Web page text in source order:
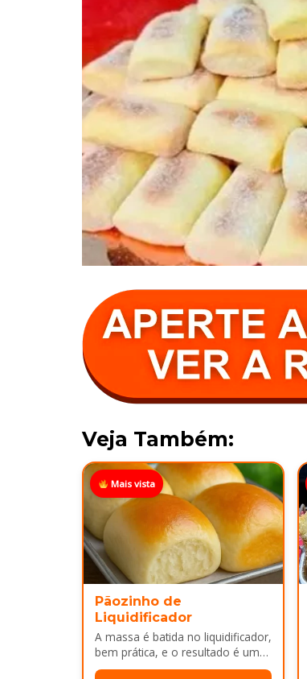
Veja Também:
Mais vista
Pãozinho de
Liquidificador
A massa é batida no liquidificador,
bem prática, e o resultado é um
pão leve, macio...